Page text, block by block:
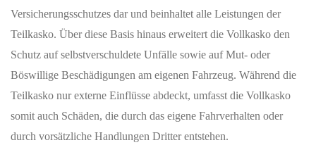
Versicherungsschutzes dar und beinhaltet alle Leistungen der
Teilkasko. Über diese Basis hinaus erweitert die Vollkasko den
Schutz auf selbstverschuldete Unfälle sowie auf Mut- oder
Böswillige Beschädigungen am eigenen Fahrzeug. Während die
Teilkasko nur externe Einflüsse abdeckt, umfasst die Vollkasko
somit auch Schäden, die durch das eigene Fahrverhalten oder
durch vorsätzliche Handlungen Dritter entstehen.